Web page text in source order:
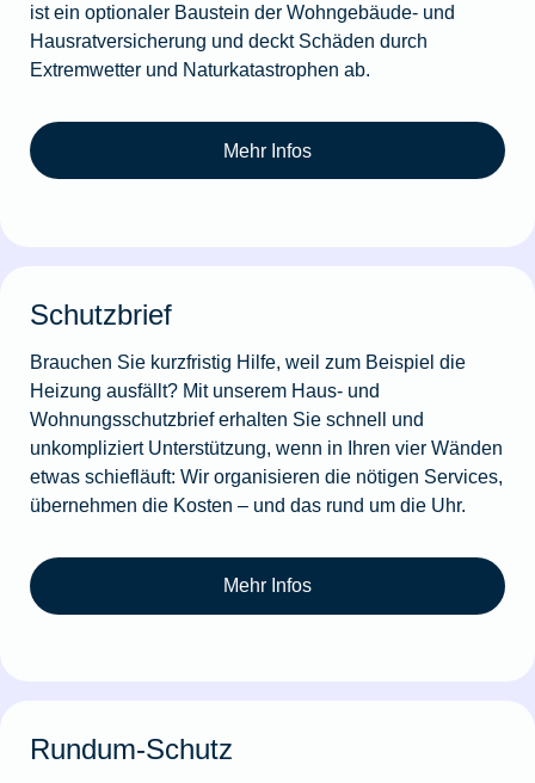
ist ein optionaler Baustein der Wohngebäude- und
Hausratversicherung und deckt Schäden durch
Extremwetter und Naturkatastrophen ab.
Mehr Infos
Schutzbrief
Brauchen Sie kurzfristig Hilfe, weil zum Beispiel die
Heizung ausfällt? Mit unserem Haus- und
Wohnungsschutzbrief erhalten Sie schnell und
unkompliziert Unterstützung, wenn in Ihren vier Wänden
etwas schiefläuft: Wir organisieren die nötigen Services,
übernehmen die Kosten – und das rund um die Uhr.
Mehr Infos
Rundum-Schutz